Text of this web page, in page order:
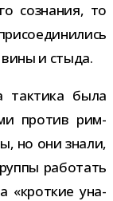
созна­ния, то
и стыда.
так­тика была
про­тив рим­
но они знали,
рабо­тать
«крот­кие уна­